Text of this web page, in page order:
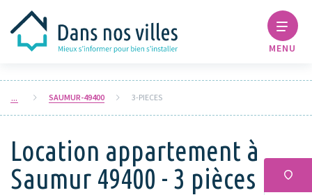
MENU
SAUMUR-49400 3-PIECES
Location appartement à
Saumur 49400 - 3 pièces